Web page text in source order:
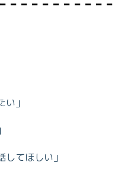
」
してほしい」